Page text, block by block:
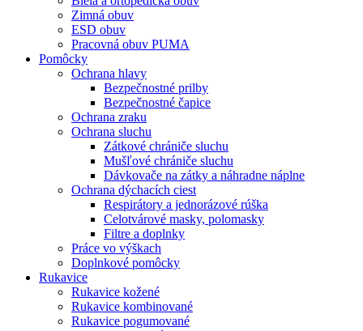
Zimná obuv
ESD obuv
Pracovná obuv PUMA
Pomôcky
Ochrana hlavy
Bezpečnostné prilby
Bezpečnostné čapice
Ochrana zraku
Ochrana sluchu
Zátkové chrániče sluchu
Mušľové chrániče sluchu
Dávkovače na zátky a náhradne náplne
Ochrana dýchacích ciest
Respirátory a jednorázové rúška
Celotvárové masky, polomasky
Filtre a doplnky
Práce vo výškach
Doplnkové pomôcky
Rukavice
Rukavice kožené
Rukavice kombinované
Rukavice pogumované